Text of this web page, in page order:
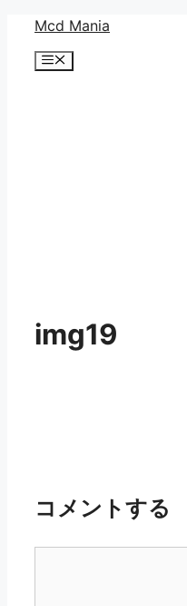
Mcd Mania
メ
img19
コメントする